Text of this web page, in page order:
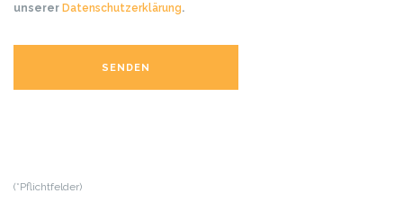
unserer Datenschutzerklärung.
(*Pflichtfelder)